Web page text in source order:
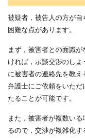
被疑者，被告人の方が
困難な点があります。
まず，被害者との面識
ければ，示談交渉のし
に被害者の連絡先を教え
弁護士にご依頼をいた
たることが可能です。
また，被害者が複数い
るので，交渉が複雑化